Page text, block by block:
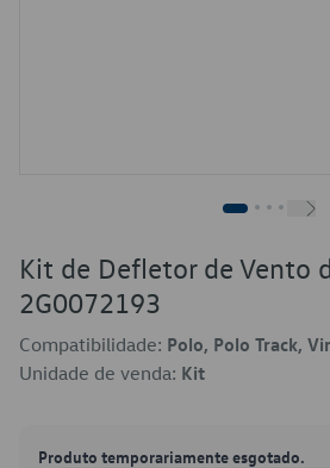
Kit de Defletor de Vento
2G0072193
Compatibilidade: Polo, Polo Track,
Unidade de venda: Kit
Produto temporariamente esgotado.